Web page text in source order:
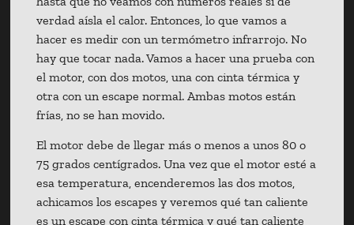
verdad aísla el calor. Entonces, lo que vamos a
hacer es medir con un termómetro infrarrojo. No
hay que tocar nada. Vamos a hacer una prueba con
el motor, con dos motos, una con cinta térmica y
otra con un escape normal. Ambas motos están
frías, no se han movido.
El motor debe de llegar más o menos a unos 80 o
75 grados centígrados. Una vez que el motor esté a
esa temperatura, encenderemos las dos motos,
achicamos los escapes y veremos qué tan caliente
es un escape con cinta térmica y qué tan caliente